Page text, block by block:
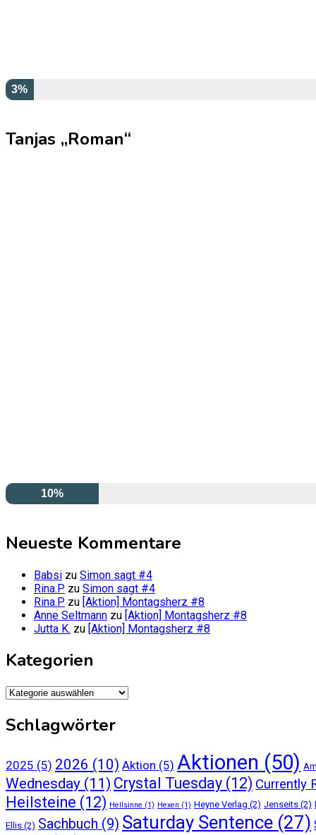
3%
Tanjas „Roman“
10%
Neueste Kommentare
Babsi zu Simon sagt #4
Rina.P zu Simon sagt #4
Rina.P zu [Aktion] Montagsherz #8
Anne Seltmann zu [Aktion] Montagsherz #8
Jutta K. zu [Aktion] Montagsherz #8
Kategorien
Kategorien
Schlagwörter
2025 (5) 2026 (10) Aktion (5) Aktionen (50)
Wednesday (11) Crystal Tuesday (12) Currently
Heilsteine (12) Hellsinne (1) Hexen (1) Heyne Verlag (2) Jenseits (2)
Ellis (2) Sachbuch (9) Saturday Sentence (27)